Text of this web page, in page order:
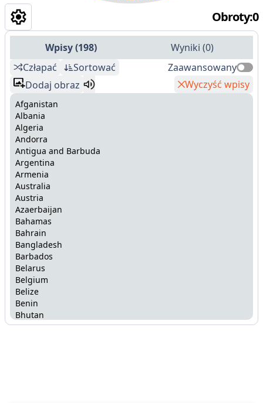
0
:
Obroty
Wpisy(198) Wyniki (0)
Człapać
Sortować
Zaawansowany
Dodaj obraz
Wyczyść wpisy
Afganistan
Albania
Algeria
Andorra
Antigua and Barbuda
Argentina
Armenia
Australia
Austria
Azaerbaijan
Bahamas
Bahrain
Bangladesh
Barbados
Belarus
Belgium
Belize
Benin
Bhutan
Bolivia